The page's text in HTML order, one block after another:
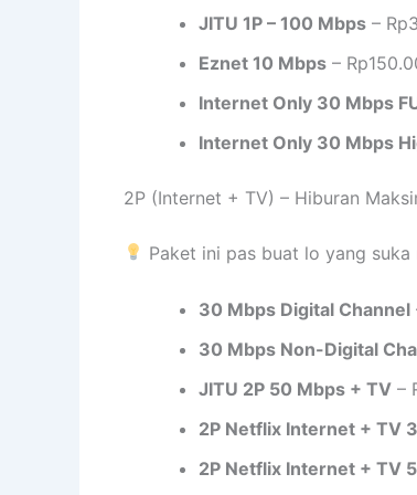
JITU 1P – 100 Mbps –
Eznet 10 Mbps –
Internet Only 30 Mbps
Internet Only 30 Mbps
2P (Internet + TV) – Hiburan
Paket ini pas buat lo yang
30 Mbps Digital Channel
30 Mbps Non-Digital
JITU 2P 50 Mbps + TV –
2P Netflix Internet + TV
2P Netflix Internet + TV